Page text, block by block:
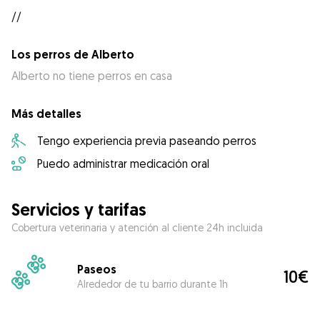
//
Los perros de Alberto
Alberto no tiene perros en casa
Más detalles
Tengo experiencia previa paseando perros
Puedo administrar medicación oral
Servicios y tarifas
Cobertura veterinaria y atención al cliente 24h incluida
Paseos
Alrededor de tu barrio durante 1h 10€